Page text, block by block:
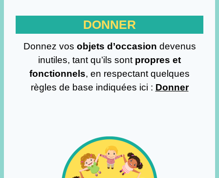
DONNER
Donnez vos objets d’occasion devenus
inutiles, tant qu’ils sont propres et
fonctionnels, en respectant quelques
règles de base indiquées ici : Donner